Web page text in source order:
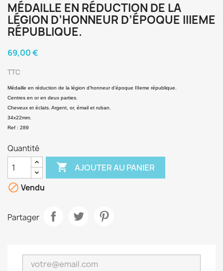
MÉDAILLE EN RÉDUCTION DE LA
LÉGION D’HONNEUR D’ÉPOQUE IIIEME
RÉPUBLIQUE.
69,00 €
TTC
Médaille en réduction de la légion d’honneur d’époque IIIeme république.
Centres en or en deux parties.
Cheveux et éclats. Argent, or, émail et ruban.
34x22mm.
Ref : 289
Quantité
 AJOUTER AU PANIER
 Vendu
Partager